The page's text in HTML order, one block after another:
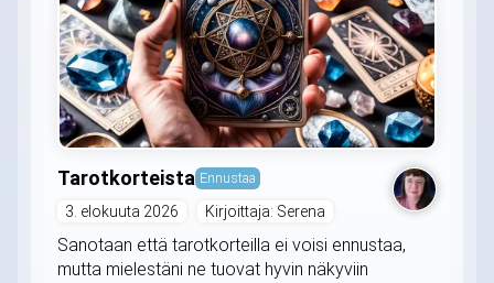
Tarotkorteista Ennustaa
3. elokuuta 2026 Kirjoittaja: Serena
Sanotaan että tarotkorteilla ei voisi ennustaa,
mutta mielestäni ne tuovat hyvin näkyviin